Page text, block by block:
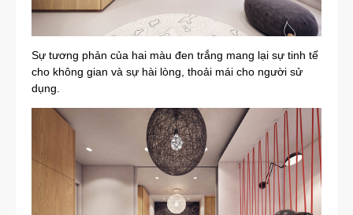
Sự tương phản của hai màu đen trắng mang lại sự tinh tế
cho không gian và sự hài lòng, thoải mái cho người sử
dụng.